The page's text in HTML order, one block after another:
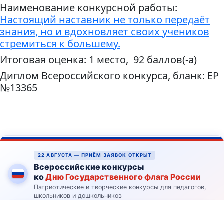
Наименование конкурсной работы:
Настоящий наставник не только передаёт
знания, но и вдохновляет своих учеников
стремиться к большему.
Итоговая оценка: 1 место, 92 баллов(-а)
Диплом Всероссийского конкурса, бланк: ЕР
№13365
22 АВГУСТА — ПРИЁМ ЗАЯВОК ОТКРЫТ
Всероссийские конкурсы
коДню Государственного флага России
Патриотические и творческие конкурсы для педагогов,
школьников и дошкольников